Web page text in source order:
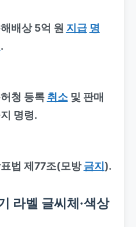
배상 5억 원 지급 명
.
청 등록 취소및 판매
명령.
법 제77조(모방금지 ).
라벨 글씨체·색상